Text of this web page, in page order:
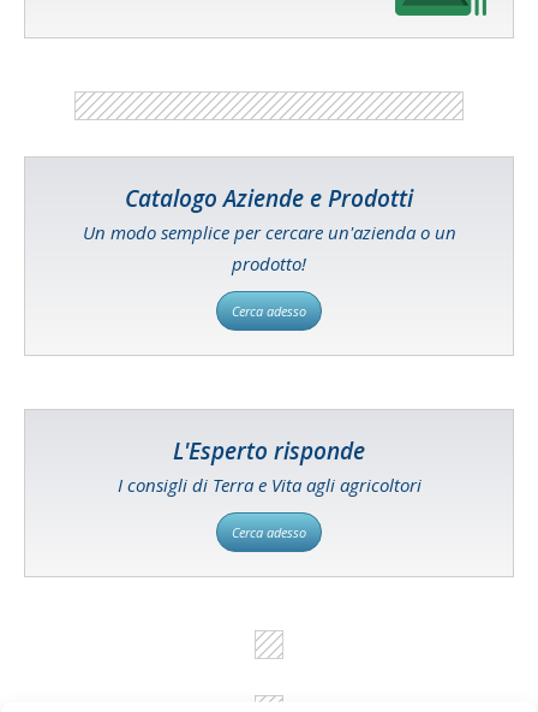
Catalogo Aziende e Prodotti
Un modo semplice per cercare un'azienda o un
prodotto!
Cerca adesso
L'Esperto risponde
I consigli di Terra e Vita agli agricoltori
Cerca adesso